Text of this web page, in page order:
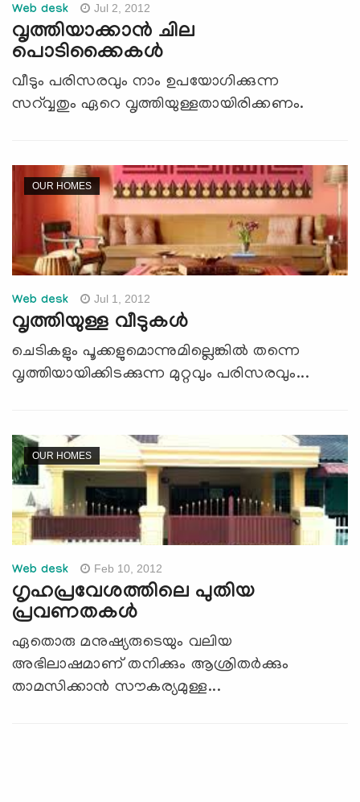
Web desk Jul 2, 2012
വൃത്തിയാക്കാൻ ചില
പൊടിക്കൈകള്‍
വീടും പരിസരവും നാം ഉപയോഗിക്കുന്ന
സറ്വ്വതും ഏറെ വൃത്തിയുള്ളതായിരിക്കണം.
OUR HOMES
Web desk Jul 1, 2012
വൃത്തിയുള്ള വീടുകള്‍
ചെടികളും പൂക്കളുമൊന്നുമില്ലെങ്കില്‍ തന്നെ
വൃത്തിയായിക്കിടക്കുന്ന മുറ്റവും പരിസരവും...
OUR HOMES
Web desk Feb 10, 2012
ഗൃഹപ്രവേശത്തിലെ പുതിയ
പ്രവണതകള്‍
ഏതൊരു മനുഷ്യരുടെയും വലിയ
അഭിലാഷമാണ് തനിക്കും ആശ്രിതര്‍ക്കും
താമസിക്കാന്‍ സൗകര്യമുള്ള...